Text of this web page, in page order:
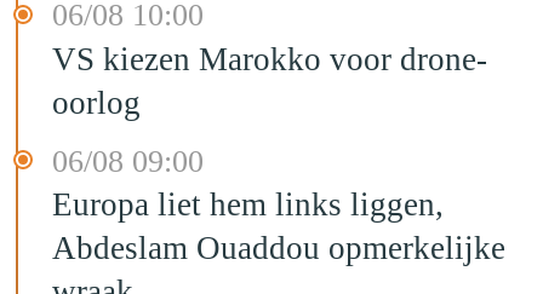
06/08 10:00
VS kiezen Marokko voor drone-
oorlog
06/08 09:00
Europa liet hem links liggen,
Abdeslam Ouaddou opmerkelijke